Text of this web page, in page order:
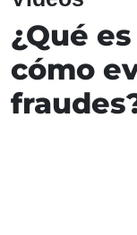
¿Qué
cómo